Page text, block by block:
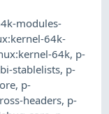
modules-
64k-
64k, p-
stablelists, p-
, p-
headers, p-